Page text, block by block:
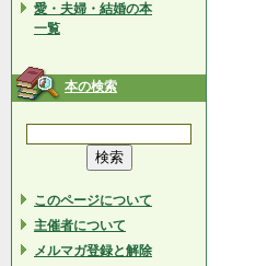
愛・夫婦・結婚の本
一覧
本の検索
このページについて
主催者について
メルマガ登録と解除